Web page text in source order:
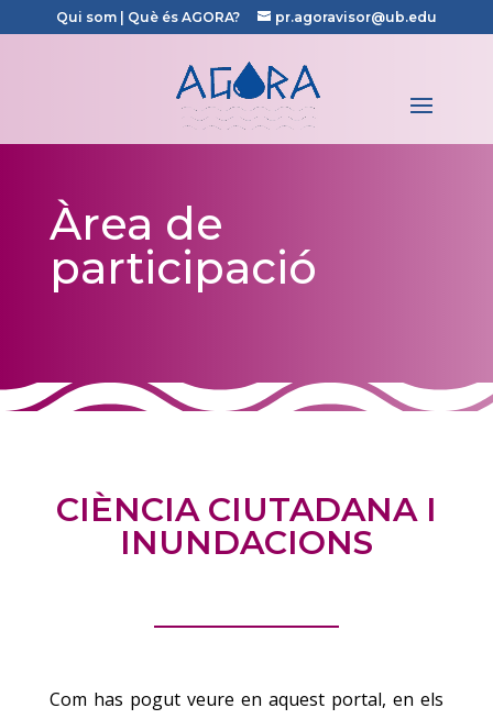
Qui som Què és AGORA? pr.agoravisor@ub.edu
Àrea de
participació
CIÈNCIA CIUTADANA I
INUNDACIONS
Com has pogut veure en aquest portal, en els